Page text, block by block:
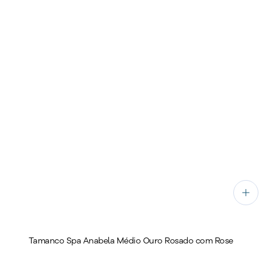
Tamanco Spa Anabela Médio Ouro Rosado com Rose